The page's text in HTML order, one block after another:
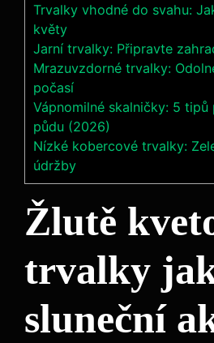
Trvalky vhodné do svahu:
květy
Jarní trvalky: Připravte
Mrazuvzdorné trvalky:
počasí
Vápnomilné skalničky: 5
půdu (2026)
Nízké kobercové trvalky:
údržby
Žlutě
trvalky
sluneční